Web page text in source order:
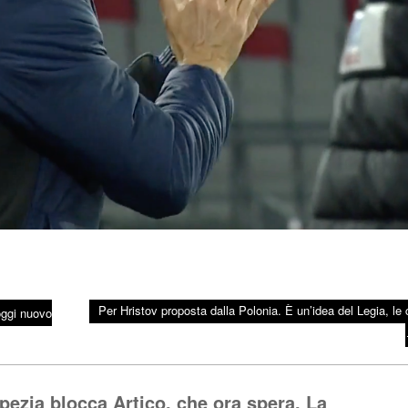
nuovo
Per Hristov proposta dalla Polonia. È un’idea del Legia, le
blocca Artico, che ora spera. La